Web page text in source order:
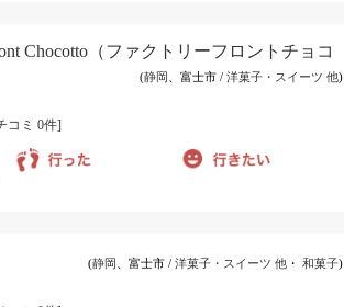
Chocotto（ファクトリーフロントチョコ
(静岡 、富士市 / 洋菓子・スイーツ 他)
コミ0件]
(静岡 、富士市 / 洋菓子・スイーツ 他 ・ 和菓子)